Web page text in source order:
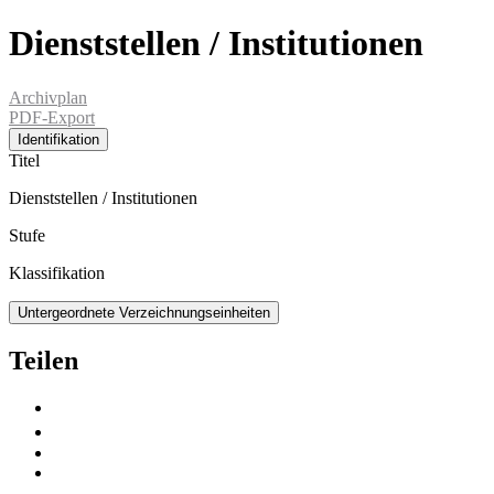
Dienststellen / Institutionen
Archivplan
PDF-Export
Identifikation
Titel
Dienststellen / Institutionen
Stufe
Klassifikation
Untergeordnete Verzeichnungseinheiten
Teilen